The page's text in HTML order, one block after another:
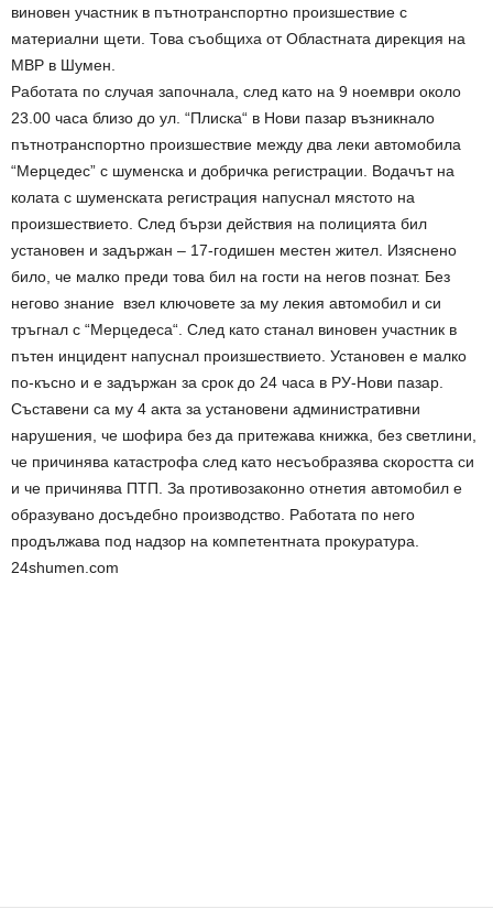
виновен участник в пътнотранспортно произшествие с
материални щети. Това съобщиха от Областната дирекция на
МВР в Шумен.
Работата по случая започнала, след като на 9 ноември около
23.00 часа близо до ул. “Плиска“ в Нови пазар възникнало
пътнотранспортно произшествие между два леки автомобила
“Мерцедес” с шуменска и добричка регистрации. Водачът на
колата с шуменската регистрация напуснал мястото на
произшествието. След бързи действия на полицията бил
установен и задържан – 17-годишен местен жител. Изяснено
било, че малко преди това бил на гости на негов познат. Без
негово знание взел ключовете за му лекия автомобил и си
тръгнал с “Мерцедеса“. След като станал виновен участник в
пътен инцидент напуснал произшествието. Установен е малко
по-късно и е задържан за срок до 24 часа в РУ-Нови пазар.
Съставени са му 4 акта за установени административни
нарушения, че шофира без да притежава книжка, без светлини,
че причинява катастрофа след като несъобразява скоростта си
и че причинява ПТП. За противозаконно отнетия автомобил е
образувано досъдебно производство. Работата по него
продължава под надзор на компетентната прокуратура.
24shumen.com